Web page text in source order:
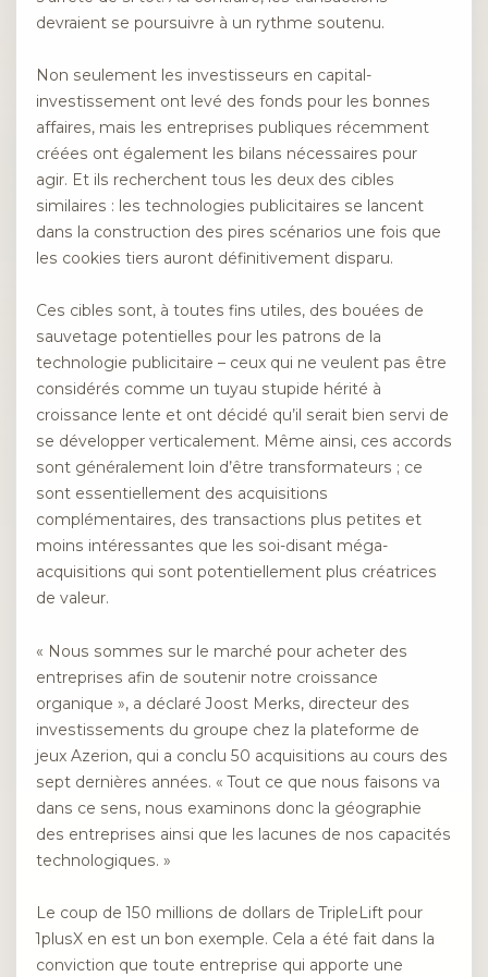
devraient se poursuivre à un rythme soutenu.
Non seulement les investisseurs en capital-
investissement ont levé des fonds pour les bonnes
affaires, mais les entreprises publiques récemment
créées ont également les bilans nécessaires pour
agir. Et ils recherchent tous les deux des cibles
similaires : les technologies publicitaires se lancent
dans la construction des pires scénarios une fois que
les cookies tiers auront définitivement disparu.
Ces cibles sont, à toutes fins utiles, des bouées de
sauvetage potentielles pour les patrons de la
technologie publicitaire – ceux qui ne veulent pas être
considérés comme un tuyau stupide hérité à
croissance lente et ont décidé qu’il serait bien servi de
se développer verticalement. Même ainsi, ces accords
sont généralement loin d’être transformateurs ; ce
sont essentiellement des acquisitions
complémentaires, des transactions plus petites et
moins intéressantes que les soi-disant méga-
acquisitions qui sont potentiellement plus créatrices
de valeur.
« Nous sommes sur le marché pour acheter des
entreprises afin de soutenir notre croissance
organique », a déclaré Joost Merks, directeur des
investissements du groupe chez la plateforme de
jeux Azerion, qui a conclu 50 acquisitions au cours des
sept dernières années. « Tout ce que nous faisons va
dans ce sens, nous examinons donc la géographie
des entreprises ainsi que les lacunes de nos capacités
technologiques. »
Le coup de 150 millions de dollars de TripleLift pour
1plusX en est un bon exemple. Cela a été fait dans la
conviction que toute entreprise qui apporte une